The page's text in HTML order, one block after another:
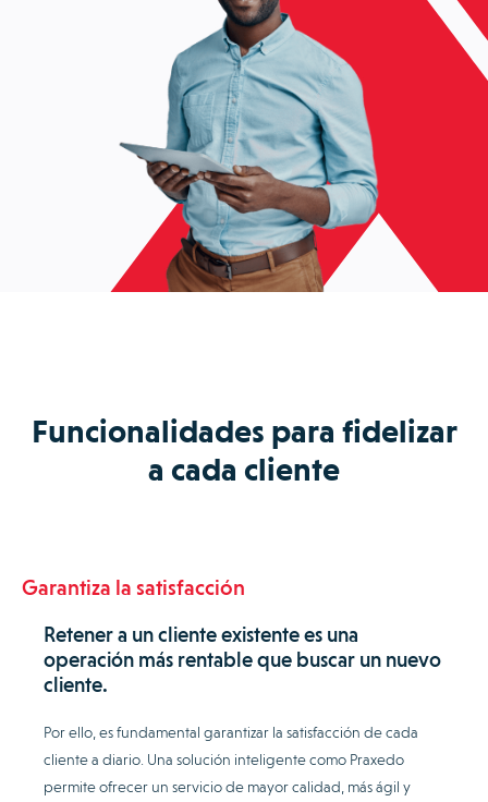
Funcionalidades para fidelizar
a cada cliente
Garantiza la satisfacción
Retener a un cliente existente es una
operación más rentable que buscar un nuevo
cliente.
Por ello, es fundamental garantizar la satisfacción de cada
cliente a diario. Una solución inteligente como Praxedo
permite ofrecer un servicio de mayor calidad, más ágil y